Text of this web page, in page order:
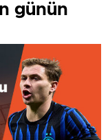
günün